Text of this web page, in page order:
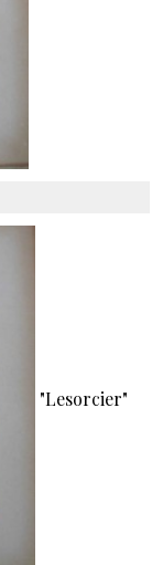
"Lesorcier"